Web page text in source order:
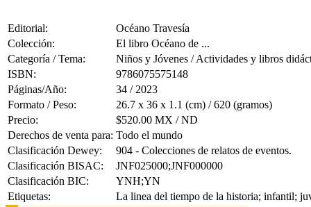
Editorial:
Océano Travesía
Colección:
El libro Océano de ...
Categoría / Tema:
Niños y Jóvenes / Actividades y libros
ISBN:
9786075575148
Páginas/Año:
34 / 2023
Formato / Peso:
26.7 x 36 x 1.1 (cm) / 620 (gramos)
Precio:
$520.00 MX / ND
Derechos de venta para: Todo el mundo
Clasificación Dewey:
904 - Colecciones de relatos de eventos.
Clasificación BISAC:
JNF025000;JNF000000
Clasificación BIC:
YNH;YN
Etiquetas:
La linea del tiempo de la historia; infantil;